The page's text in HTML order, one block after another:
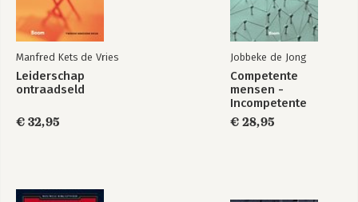
Manfred Kets de Vries
Leiderschap
ontraadseld
€ 32,95
Jobbeke de Jong
Competente
mensen -
Incompetente
teams
€ 28,95